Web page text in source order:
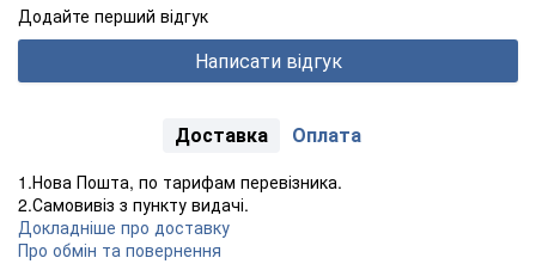
Додайте перший відгук
Написати відгук
Доставка Оплата
1.Нова Пошта, по тарифам перевізника.
2.Самовивіз з пункту видачі.
Докладніше про доставку
Про обмін та повернення